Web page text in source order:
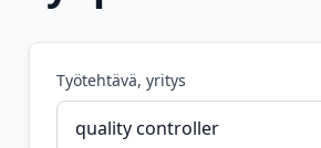
Työtehtävä, yritys